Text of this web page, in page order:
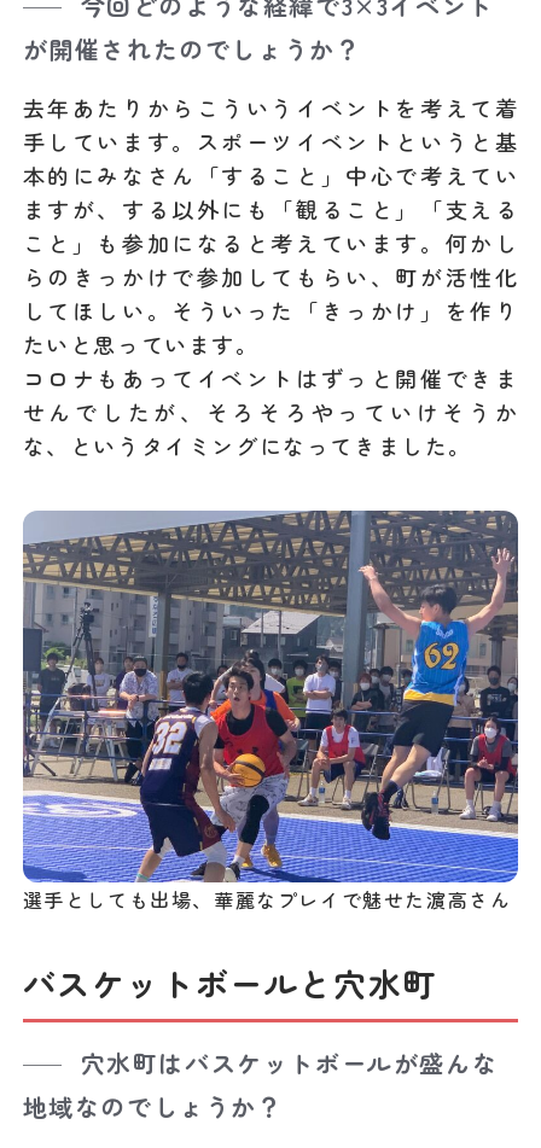
が開催されたのでしょうか？
去年あたりからこういうイベントを考えて着
手しています。スポーツイベントというと基
本的にみなさん「すること」中心で考えてい
ますが、する以外にも「観ること」「支える
こと」も参加になると考えています。何かし
らのきっかけで参加してもらい、町が活性化
してほしい。そういった「きっかけ」を作り
たいと思っています。
コロナもあってイベントはずっと開催できま
せんでしたが、そろそろやっていけそうか
な、というタイミングになってきました。
選手としても出場、華麗なプレイで魅せた濵高さん
バスケットボールと穴水町
穴水町はバスケットボールが盛んな
地域なのでしょうか？